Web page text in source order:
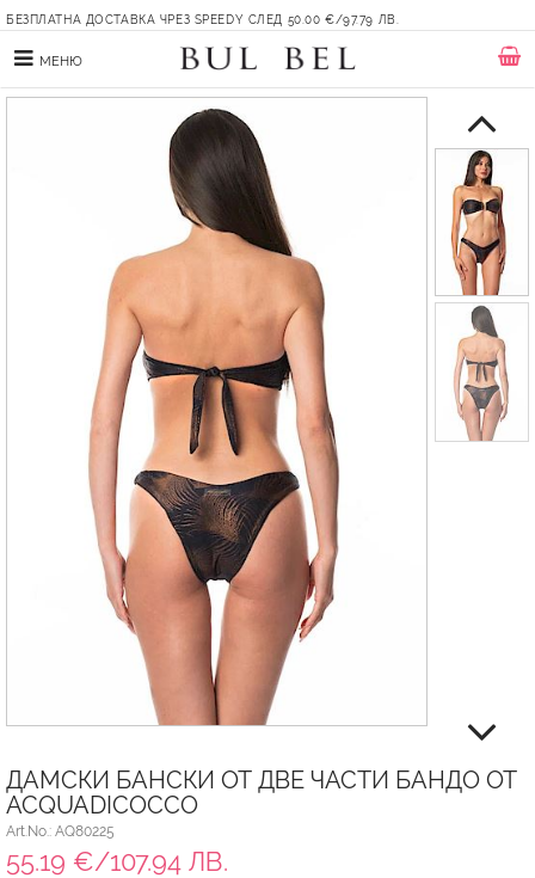
БЕЗПЛАТНА ДОСТАВКА ЧРЕЗ SPEEDY СЛЕД 50.00 €/97.79 ЛВ.
МЕНЮ
ДАМСКИ БАНСКИ ОТ ДВЕ ЧАСТИ БАНДО ОТ
ACQUADICOCCO
Art.No.: AQ80225
55.19 €/107.94 ЛВ.